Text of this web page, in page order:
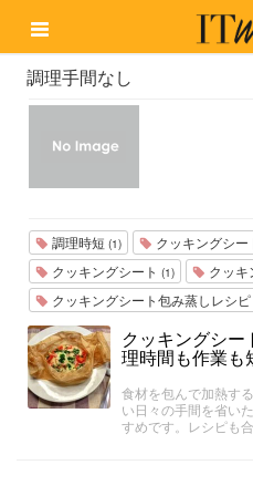
調理手間なし
調理時短 (1) クッキングシー
クッキングシート (1) クッキ
クッキングシート包み蒸しレシピ
クッキングシ
理時間も作業
食材を包んで加熱す
い日々の手間を省い
すめです。レシピも